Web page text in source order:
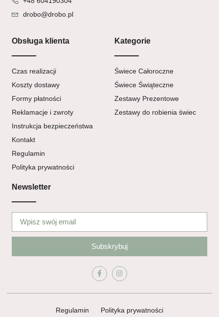
drobo@drobo.pl
Obsługa klienta
Czas realizacji
Koszty dostawy
Formy płatności
Reklamacje i zwroty
Instrukcja bezpieczeństwa
Kontakt
Regulamin
Polityka prywatności
Kategorie
Świece Całoroczne
Świece Świąteczne
Zestawy Prezentowe
Zestawy do robienia świec
Newsletter
Subskrybuj
Regulamin Polityka prywatności